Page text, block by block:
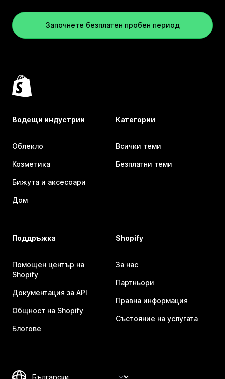
Започнете безплатен пробен период
Водещи индустрии
Облекло
Козметика
Бижута и аксесоари
Дом
Категории
Всички теми
Безплатни теми
Поддръжка
Помощен център на
Shopify
Документация за API
Общност на Shopify
Блогове
Shopify
За нас
Партньори
Правна информация
Състояние на услугата